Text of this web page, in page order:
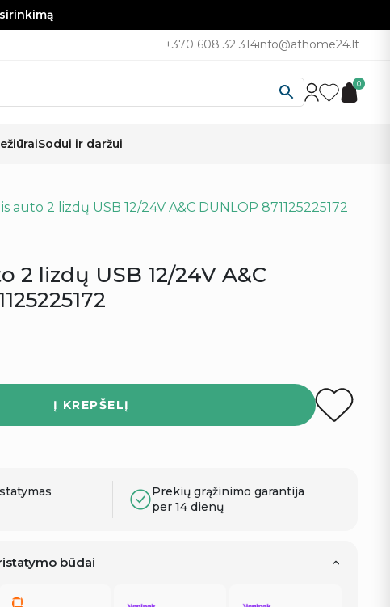
+370 608 32 314info@athome24.lt
0
Sodui ir daržui
auto 2 lizdų USB 12/24V A&C DUNLOP 871125225172
2 lizdų USB 12/24V A&C
Į KREPŠELĮ
Prekių grąžinimo garantija
per 14 dienų
būdai